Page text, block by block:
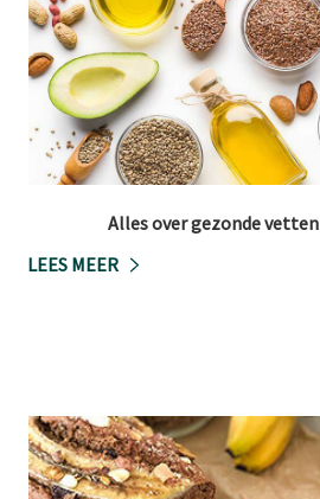
Alles over gezonde vetten
LEES MEER